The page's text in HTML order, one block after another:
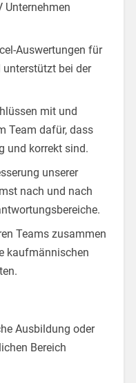
Unternehmen
Auswertungen für
unterstützt bei der
mit und
Team dafür, dass
und korrekt sind.
unserer
nach und nach
Teams zusammen
kaufmännischen
Ausbildung oder
Bereich